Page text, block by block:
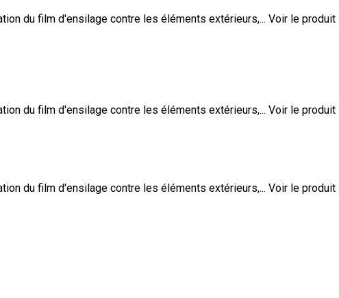
du film d'ensilage contre les éléments extérieurs,... Voir le produit
du film d'ensilage contre les éléments extérieurs,... Voir le produit
du film d'ensilage contre les éléments extérieurs,... Voir le produit